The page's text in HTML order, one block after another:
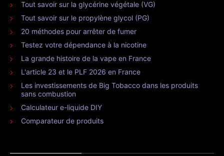
Tout savoir sur la glycérine végétale (VG)
Tout savoir sur le propylène glycol (PG)
20 méthodes pour arrêter de fumer
Testez votre dépendance à la nicotine
La grande histoire de la vape en France
L'article 23 et le PLF 2026 en France
Les investissements de Big Tobacco dans les produits
sans combustion
Calculateur e-liquide DIY
Comparateur de produits